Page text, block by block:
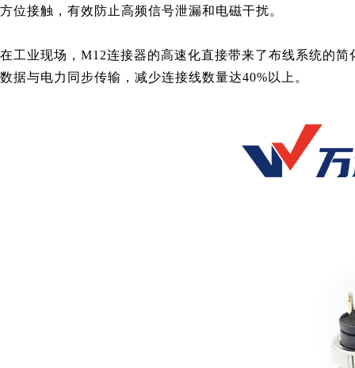
方位接触，有效防止高频信号泄漏和电磁干扰。
在工业现场，M12连接器的高速化直接带来了布线系统的
数据与电力同步传输，减少连接线数量达40%以上。